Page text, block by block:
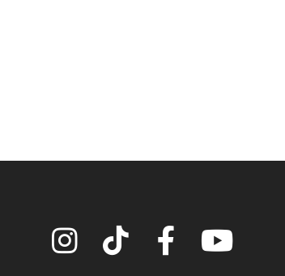
Instagram TikTok Facebook